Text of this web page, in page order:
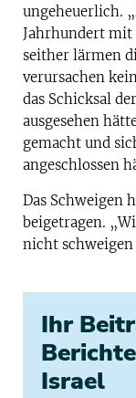
ungeheuerlich.
Jahrhundert mit
seither lärmen
verursachen
das Schicksal
ausgesehen
gemacht und
angeschlossen
Das Schweigen
beigetragen.
nicht
Ihr
Israel